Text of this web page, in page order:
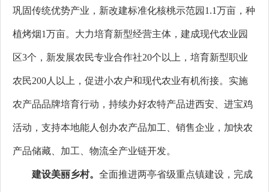
巩固传统优势产业，新改建标准化核桃示范园1.1万亩，种
植烤烟1万亩。大力培育新型经营主体，建成现代农业园
区3个，新发展农民专业合作社20个以上，培育新型职业
农民200人以上，促进小农户和现代农业有机衔接。实施
农产品品牌培育行动，持续办好农特产品进西安、进宝鸡
活动，支持本地能人创办农产品加工、销售企业，加快农
产品储藏、加工、物流全产业链开发。
建设美丽乡村。 全面推进两亭省级重点镇建设，完成